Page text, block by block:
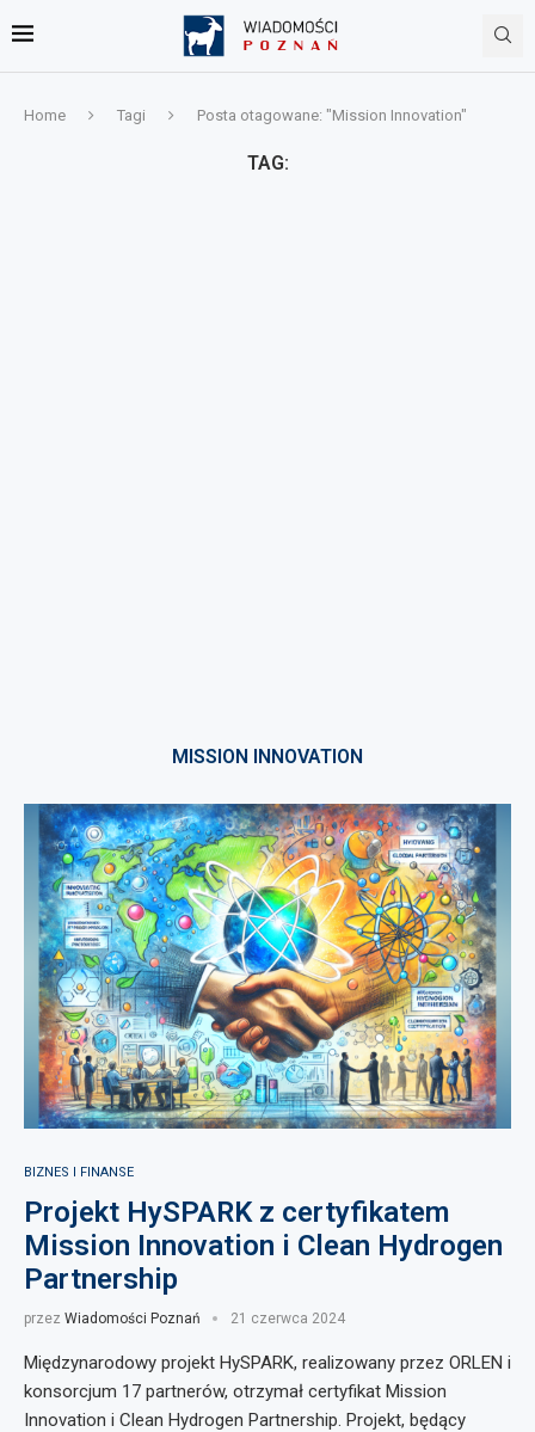
Home Tagi Posta otagowane: "Mission Innovation"
TAG:
MISSION INNOVATION
BIZNES I FINANSE
Projekt HySPARK z certyfikatem
Mission Innovation i Clean Hydrogen
Partnership
przez Wiadomości Poznań 21 czerwca 2024
Międzynarodowy projekt HySPARK, realizowany przez ORLEN i
konsorcjum 17 partnerów, otrzymał certyfikat Mission
Innovation i Clean Hydrogen Partnership. Projekt, będący